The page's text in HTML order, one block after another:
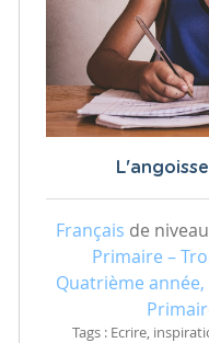
Français de niveau
Primaire –
Quatrième
Tags : Ecrire,